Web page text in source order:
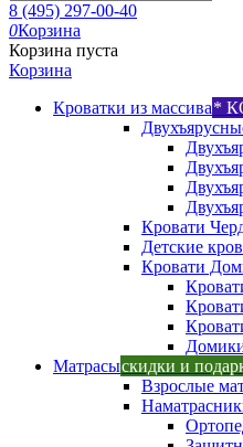
8 (495) 297-00-40
0Корзина
Корзина пуста
Корзина
Кроватки из массива*
Кровати
Детские
Кровати
Матрасыскидки и
Взрослые